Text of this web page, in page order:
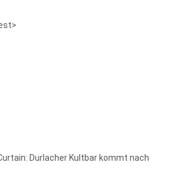
Durlacher Kultbar kommt nach